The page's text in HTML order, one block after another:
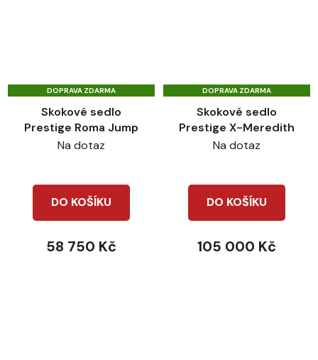
DOPRAVA ZDARMA
Skokové sedlo
Prestige Roma Jump
Na dotaz
DO KOŠÍKU
58 750 Kč
DOPRAVA ZDARMA
Skokové sedlo
Prestige X-Meredith
Na dotaz
DO KOŠÍKU
105 000 Kč